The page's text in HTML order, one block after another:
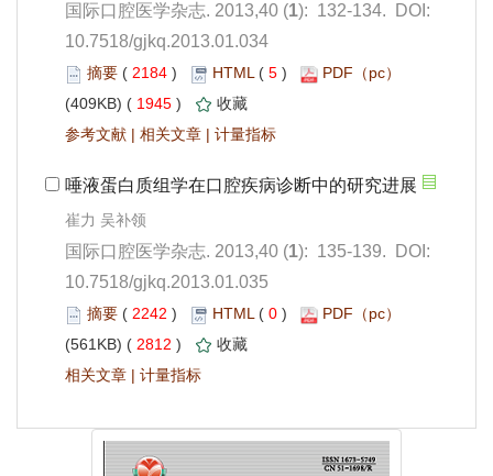
): 132-134. DOI:
10.7518/gjkq.2013.01.034
2184 ) 5 )
1945 )
|
|
): 135-139. DOI:
10.7518/gjkq.2013.01.035
2242 ) 0 )
2812 )
|